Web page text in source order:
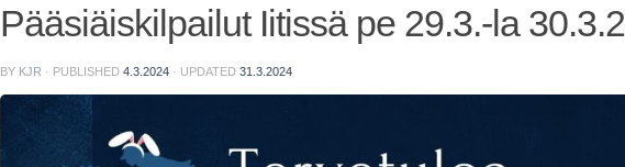
Pääsiäiskilpailut Iitissä pe 29.3.-la
BY KJR · PUBLISHED 4.3.2024 · UPDATED 31.3.2024